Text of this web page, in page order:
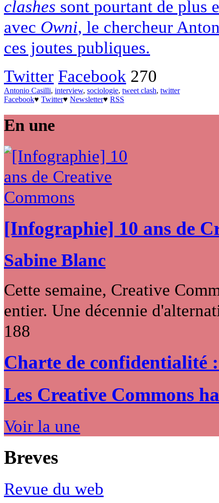
clashes sont pourtant de plus
avec Owni, le chercheur
ces joutes publiques.
Twitter Facebook 270
Antonio Casilli, interview, sociologie, tweet clash, twitter
Facebook♥ Twitter♥ Newsletter♥ RSS
En une
[Infographie] 10 ans de
Sabine Blanc
Cette semaine, Creative
entier. Une décennie
188
Charte de confidentialité
Les Creative Commons
Voir la une
Breves
Revue du web